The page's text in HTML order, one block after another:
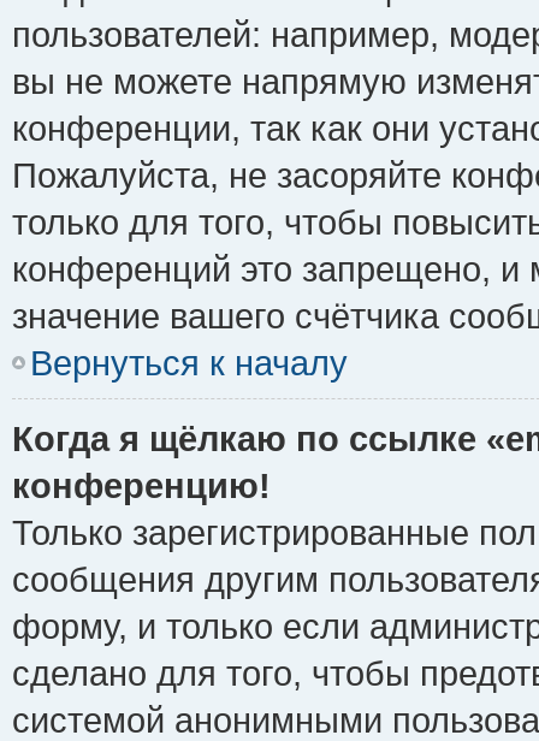
пользователей: например,
вы не можете напрямую
конференции, так как они
Пожалуйста, не засоряйте
только для того, чтобы
конференций это запрещено, и
значение вашего счётчика
Вернуться к началу
Когда я щёлкаю по ссылке
конференцию!
Только зарегистрированные
сообщения другим
форму, и только если
сделано для того, чтобы
системой анонимными